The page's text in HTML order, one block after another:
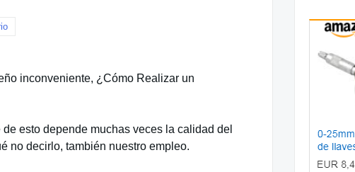
inconveniente, ¿Cómo Realizar un
esto depende muchas veces la calidad del
no decirlo, también nuestro empleo.